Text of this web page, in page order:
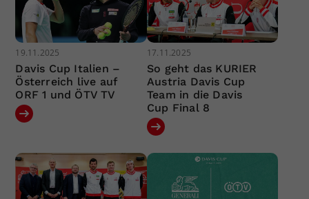
19.11.2025
Davis Cup Italien –
Österreich live auf
ORF 1 und ÖTV TV
17.11.2025
So geht das KURIER
Austria Davis Cup
Team in die Davis
Cup Final 8